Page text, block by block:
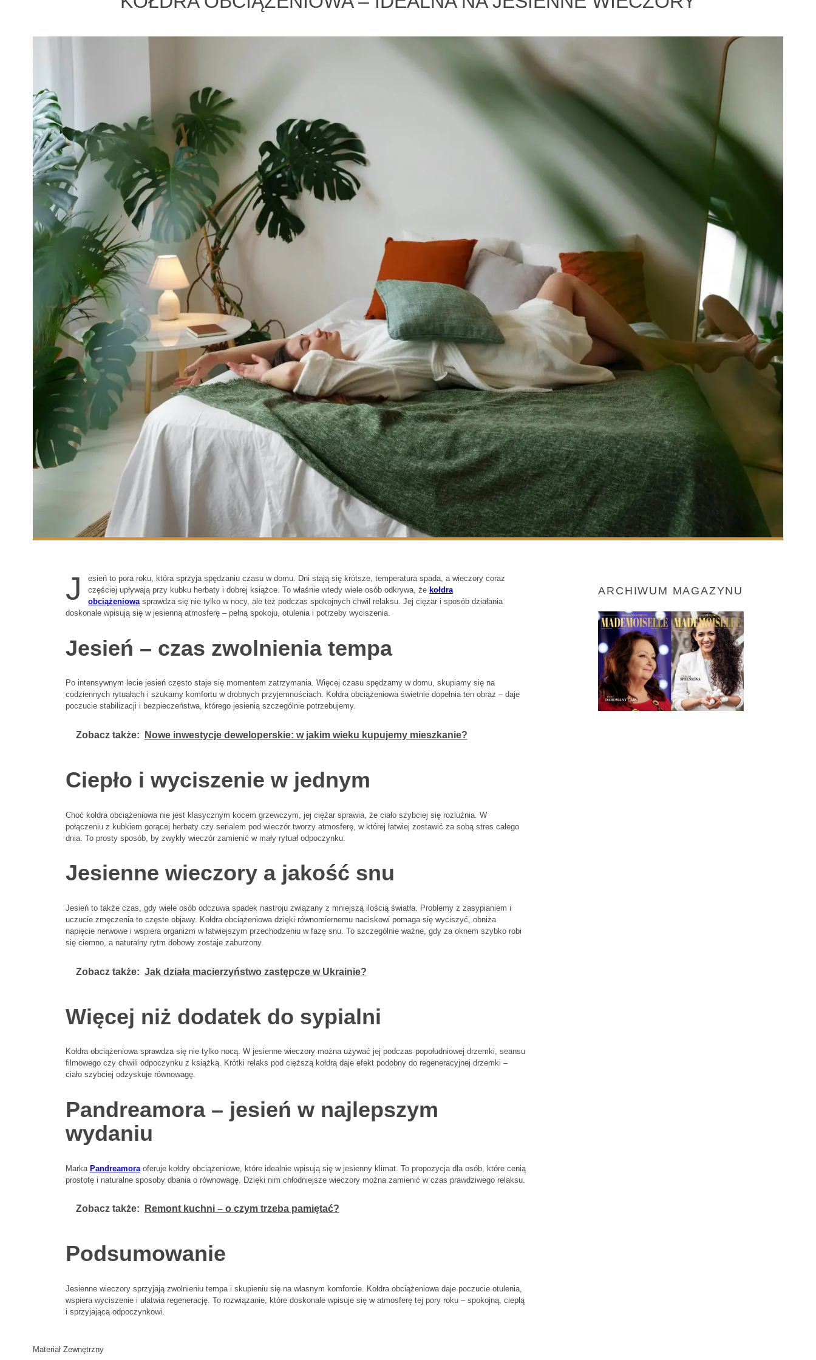
J
esień to pora roku, która sprzyja spędzaniu czasu w domu. Dni stają się krótsze, temperatura spada, a wieczory coraz
częściej upływają przy kubku herbaty i dobrej książce. To właśnie wtedy wiele osób odkrywa, że kołdra
obciążeniowa sprawdza się nie tylko w nocy, ale też podczas spokojnych chwil relaksu. Jej ciężar i sposób działania
doskonale wpisują się w jesienną atmosferę – pełną spokoju, otulenia i potrzeby wyciszenia.
Jesień – czas zwolnienia tempa
Po intensywnym lecie jesień często staje się momentem zatrzymania. Więcej czasu spędzamy w domu, skupiamy się na
codziennych rytuałach i szukamy komfortu w drobnych przyjemnościach. Kołdra obciążeniowa świetnie dopełnia ten obraz – daje
poczucie stabilizacji i bezpieczeństwa, którego jesienią szczególnie potrzebujemy.
Zobacz także: Nowe inwestycje deweloperskie: w jakim wieku kupujemy mieszkanie?
Ciepło i wyciszenie w jednym
Choć kołdra obciążeniowa nie jest klasycznym kocem grzewczym, jej ciężar sprawia, że ciało szybciej się rozluźnia. W
połączeniu z kubkiem gorącej herbaty czy serialem pod wieczór tworzy atmosferę, w której łatwiej zostawić za sobą stres całego
dnia. To prosty sposób, by zwykły wieczór zamienić w mały rytuał odpoczynku.
Jesienne wieczory a jakość snu
Jesień to także czas, gdy wiele osób odczuwa spadek nastroju związany z mniejszą ilością światła. Problemy z zasypianiem i
uczucie zmęczenia to częste objawy. Kołdra obciążeniowa dzięki równomiernemu naciskowi pomaga się wyciszyć, obniża
napięcie nerwowe i wspiera organizm w łatwiejszym przechodzeniu w fazę snu. To szczególnie ważne, gdy za oknem szybko robi
się ciemno, a naturalny rytm dobowy zostaje zaburzony.
Zobacz także: Jak działa macierzyństwo zastępcze w Ukrainie?
Więcej niż dodatek do sypialni
Kołdra obciążeniowa sprawdza się nie tylko nocą. W jesienne wieczory można używać jej podczas popołudniowej drzemki, seansu
filmowego czy chwili odpoczynku z książką. Krótki relaks pod cięższą kołdrą daje efekt podobny do regeneracyjnej drzemki –
ciało szybciej odzyskuje równowagę.
Pandreamora – jesień w najlepszym
wydaniu
Marka Pandreamoraoferuje kołdry obciążeniowe, które idealnie wpisują się w jesienny klimat. To propozycja dla osób, które cenią
prostotę i naturalne sposoby dbania o równowagę. Dzięki nim chłodniejsze wieczory można zamienić w czas prawdziwego relaksu.
Zobacz także: Remont kuchni – o czym trzeba pamiętać?
Podsumowanie
Jesienne wieczory sprzyjają zwolnieniu tempa i skupieniu się na własnym komforcie. Kołdra obciążeniowa daje poczucie otulenia,
wspiera wyciszenie i ułatwia regenerację. To rozwiązanie, które doskonale wpisuje się w atmosferę tej pory roku – spokojną, ciepłą
i sprzyjającą odpoczynkowi.
Materiał Zewnętrzny
ARCHIWUM MAGAZYNU